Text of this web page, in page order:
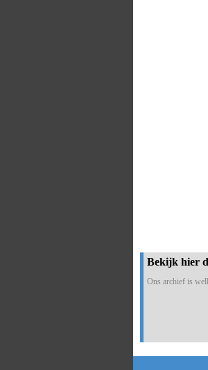
Bekijk hier
Ons archief is